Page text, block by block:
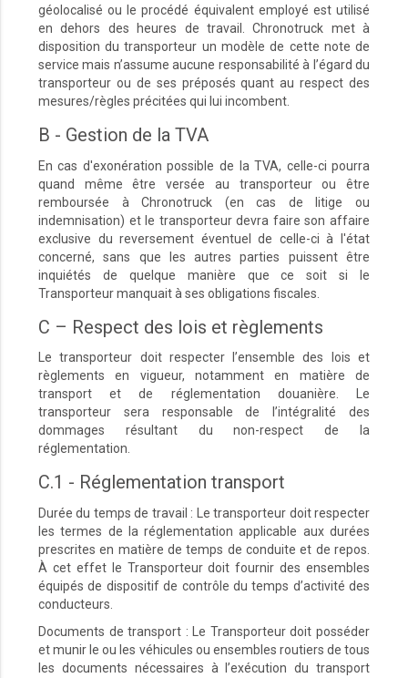
géolocalisé ou le procédé équivalent employé est utilisé
en dehors des heures de travail. Chronotruck met à
disposition du transporteur un modèle de cette note de
service mais n’assume aucune responsabilité à l’égard du
transporteur ou de ses préposés quant au respect des
mesures/règles précitées qui lui incombent.
B - Gestion de la TVA
En cas d'exonération possible de la TVA, celle-ci pourra
quand même être versée au transporteur ou être
remboursée à Chronotruck (en cas de litige ou
indemnisation) et le transporteur devra faire son affaire
exclusive du reversement éventuel de celle-ci à l'état
concerné, sans que les autres parties puissent être
inquiétés de quelque manière que ce soit si le
Transporteur manquait à ses obligations fiscales.
C – Respect des lois et règlements
Le transporteur doit respecter l’ensemble des lois et
règlements en vigueur, notamment en matière de
transport et de réglementation douanière. Le
transporteur sera responsable de l’intégralité des
dommages résultant du non-respect de la
réglementation.
C.1 - Réglementation transport
Durée du temps de travail : Le transporteur doit respecter
les termes de la réglementation applicable aux durées
prescrites en matière de temps de conduite et de repos.
À cet effet le Transporteur doit fournir des ensembles
équipés de dispositif de contrôle du temps d’activité des
conducteurs.
Documents de transport : Le Transporteur doit posséder
et munir le ou les véhicules ou ensembles routiers de tous
les documents nécessaires à l’exécution du transport